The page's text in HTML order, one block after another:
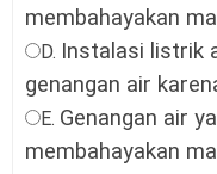
membahayakan
D. Instalasi listrik
genangan air
E. Genangan air
membahayakan